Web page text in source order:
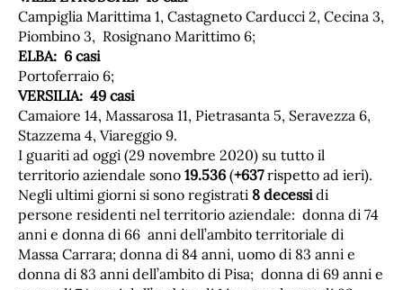
Campiglia Marittima 1, Castagneto Carducci 2, Cecina 3,
Piombino 3, Rosignano Marittimo 6;
ELBA: 6 casi
Portoferraio 6;
VERSILIA: 49 casi
Camaiore 14, Massarosa 11, Pietrasanta 5, Seravezza 6,
Stazzema 4, Viareggio 9.
I guariti ad oggi (29 novembre 2020) su tutto il
territorio aziendale sono 19.536 (+637 rispetto ad ieri).
Negli ultimi giorni si sono registrati 8 decessidi
persone residenti nel territorio aziendale: donna di 74
anni e donna di 66 anni dell’ambito territoriale di
Massa Carrara; donna di 84 anni, uomo di 83 anni e
donna di 83 anni dell’ambito di Pisa; donna di 69 anni e